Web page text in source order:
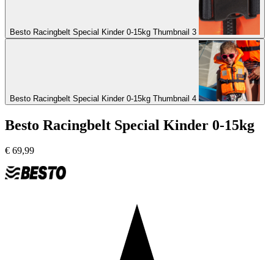
Besto Racingbelt Special Kinder 0-15kg Thumbnail 3
Besto Racingbelt Special Kinder 0-15kg Thumbnail 4
Besto Racingbelt Special Kinder 0-15kg
€ 69,99